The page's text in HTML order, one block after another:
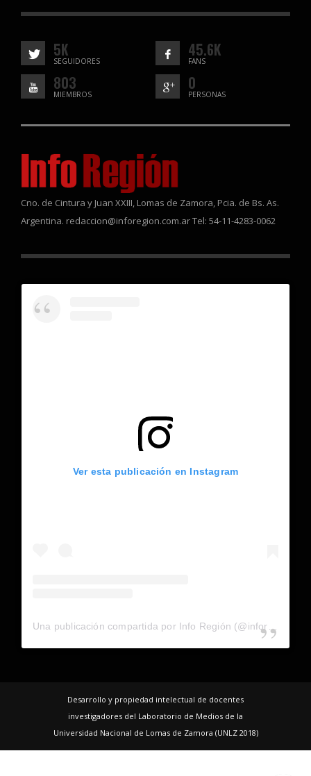
5K
SEGUIDORES
45.6K
FANS
803
MIEMBROS
0
PERSONAS
Cno. de Cintura y Juan XXIII, Lomas de Zamora, Pcia. de Bs. As.
Argentina. redaccion@inforegion.com.ar Tel: 54-11-4283-0062
Ver esta publicación en Instagram
Desarrollo y propiedad intelectual de docentes
investigadores del Laboratorio de Medios de la
Universidad Nacional de Lomas de Zamora (UNLZ 2018)